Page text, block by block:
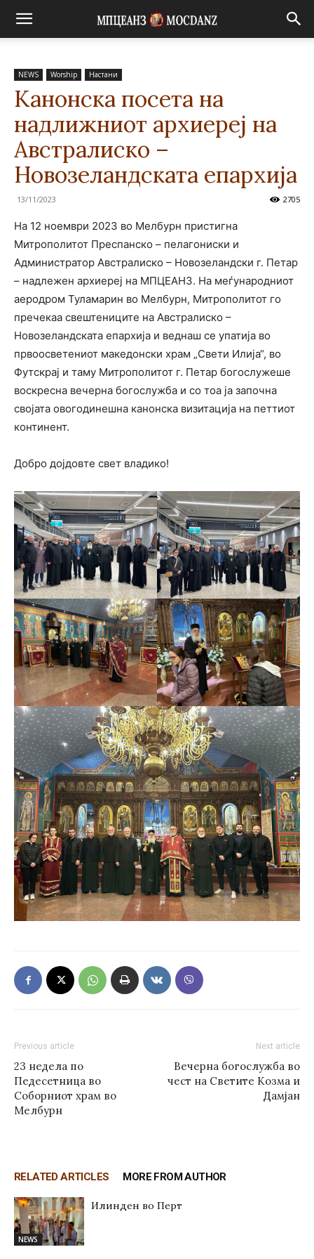
NEWS Worship Настани
Канонска посета на
надлижниот архиереј на
Австралиско –
Новозеландската епархија
13/11/2023 2705
На 12 ноември 2023 во Мелбурн пристигна
Митрополитот Преспанско – пелагониски и
Администратор Австралиско – Новозеландски г. Петар
– надлежен архиереј на МПЦЕАНЗ. На меѓународниот
аеродром Туламарин во Мелбурн, Митрополитот го
пречекаа свештениците на Австралиско –
Новозеландската епархија и веднаш се упатија во
првоосветениот македонски храм „Свети Илија“, во
Футскрај и таму Митрополитот г. Петар богослужеше
воскресна вечерна богослужба и со тоа ја започна
својата овогодинешна канонска визитација на петтиот
континент.
Добро дојдовте свет владико!
Previous article
23 недела по
Педесетница во
Соборниот храм во
Мелбурн
Next article
Вечерна богослужба во
чест на Светите Козма и
Дамјан
RELATED ARTICLES MORE FROM AUTHOR
NEWS
Илинден во Перт